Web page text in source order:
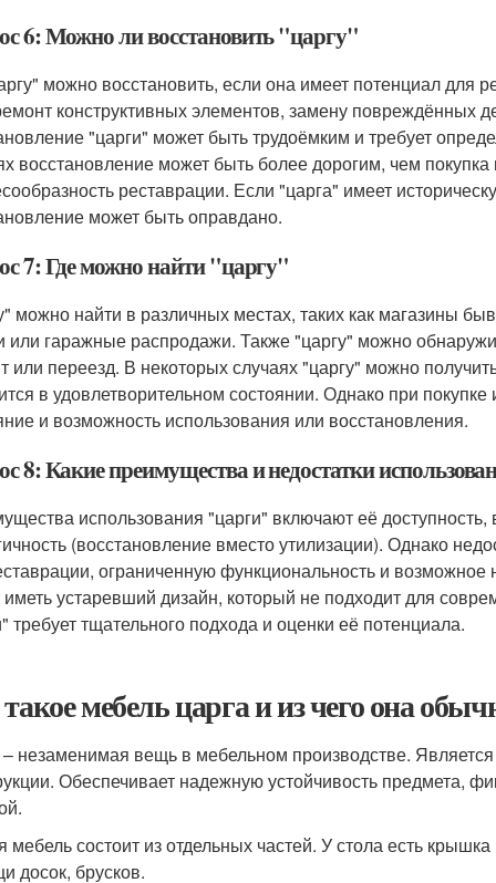
6: Можно ли восстановить "царгу"
можно восстановить, если она имеет потенциал для
конструктивных элементов, замену повреждённых
"царги" может быть трудоёмким и требует
восстановление может быть более дорогим, чем
реставрации. Если "царга" имеет
может быть оправдано.
7: Где можно найти "царгу"
можно найти в различных местах, таких как магазины
или гаражные распродажи. Также "царгу" можно
или переезд. В некоторых случаях "царгу" можно
в удовлетворительном состоянии. Однако при
и возможность использования или восстановления.
8: Какие преимущества и недостатки
использования "царги" включают её доступность,
(восстановление вместо утилизации). Однако
ограниченную функциональность и
устаревший дизайн, который не подходит для
требует тщательного подхода и оценки её потенциала.
мебель царга и из чего она
незаменимая вещь в мебельном производстве.
Обеспечивает надежную устойчивость предмета,
мебель состоит из отдельных частей. У стола есть
досок, брусков.